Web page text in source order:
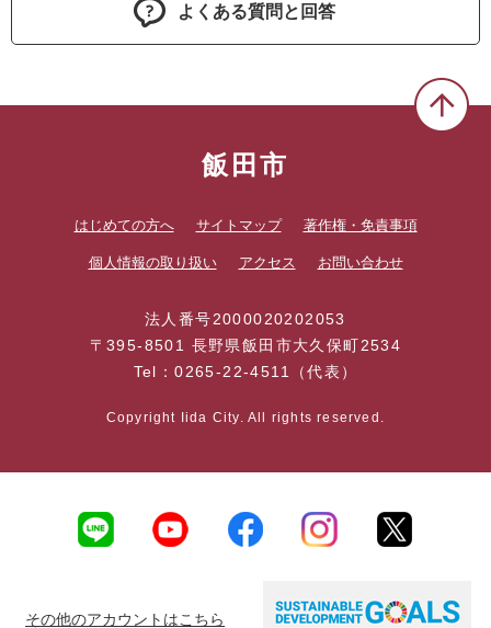
よくある質問と回答
飯田市
はじめての方へ サイトマップ 著作権・免責事項
個人情報の取り扱い アクセス お問い合わせ
法人番号2000020202053
〒395-8501 長野県飯田市大久保町2534
Tel：0265-22-4511（代表）
Copyright Iida City. All rights reserved.
その他のアカウントはこちら